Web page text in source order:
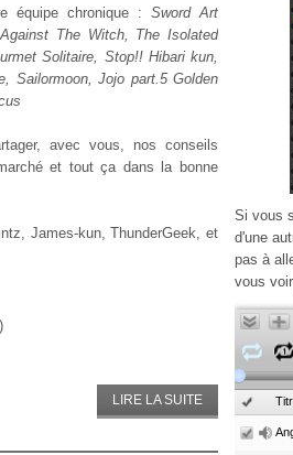
équipe chronique : Sword Art
The Witch, The Isolated
Solitaire, Stop!! Hibari kun,
Sailormoon, Jojo part.5 Golden
avec vous, nos conseils
et tout ça dans la bonne
James-kun, ThunderGeek, et
LIRE LA SUITE
Si vous
d'une
pas à
vous